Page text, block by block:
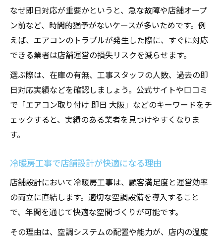
なぜ即日対応が重要かというと、急な故障や店舗オープ
ン前など、時間的猶予がないケースが多いためです。例
えば、エアコンのトラブルが発生した際に、すぐに対応
できる業者は店舗運営の損失リスクを減らせます。
選ぶ際は、在庫の有無、工事スタッフの人数、過去の即
日対応実績などを確認しましょう。公式サイトや口コミ
で「エアコン取り付け 即日 大阪」などのキーワードをチ
ェックすると、実績のある業者を見つけやすくなりま
す。
冷暖房工事で店舗設計が快適になる理由
店舗設計において冷暖房工事は、顧客満足度と運営効率
の両立に直結します。適切な空調設備を導入すること
で、年間を通じて快適な空間づくりが可能です。
その理由は、空調システムの配置や能力が、店内の温度